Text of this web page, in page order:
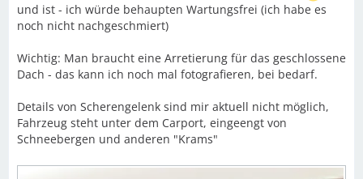
und ist - ich würde behaupten Wartungsfrei (ich habe es
noch nicht nachgeschmiert)
Wichtig: Man braucht eine Arretierung für das geschlossene
Dach - das kann ich noch mal fotografieren, bei bedarf.
Details von Scherengelenk sind mir aktuell nicht möglich,
Fahrzeug steht unter dem Carport, eingeengt von
Schneebergen und anderen "Krams"